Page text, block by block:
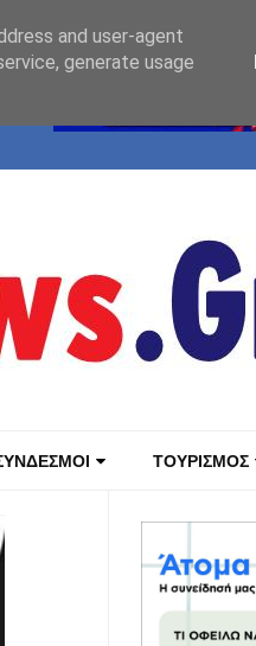
ΤΟΥΡΙΣΜΟΣ
and user-agent
generate usage